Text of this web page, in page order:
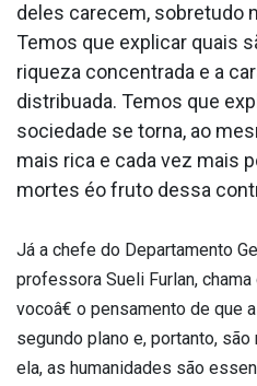
deles carecem, sobretudo
Temos que explicar quais
riqueza concentrada e a
distribua­da. Temos que
sociedade se torna, ao
mais rica e cada vez mais
mortes éo fruto dessa
Já a chefe do Departamento
professora Sueli Furlan,
vocoâ€ o pensamento de que
segundo plano e, portanto,
ela, as humanidades são